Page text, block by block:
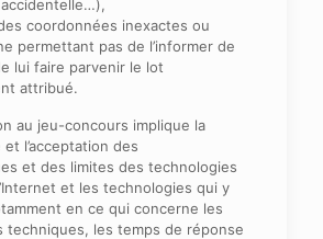
coordonnées inexactes ou
permettant pas de l’informer de
lui faire parvenir le lot
attribué.
au jeu-concours implique la
l’acceptation des
et des limites des technologies
et les technologies qui y
en ce qui concerne les
techniques, les temps de réponse